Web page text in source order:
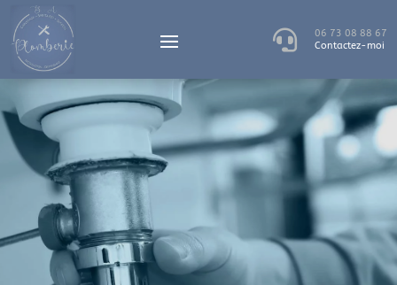

06 73 08 88 67
Contactez-moi